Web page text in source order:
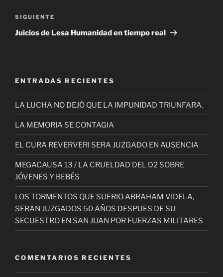
Siguiente
entrada
SIGUIENTE
Juicios de Lesa Humanidad en tiempo real
ENTRADAS RECIENTES
LA LUCHA NO DEJÓ QUE LA IMPUNIDAD TRIUNFARA.
LA MEMORIA SE CONTAGIA
EL CURA REVERVERI SERA JUZGADO EN AUSENCIA
MEGACAUSA 13 / LA CRUELDAD DEL D2 SOBRE
JÓVENES Y BEBÉS
LOS TORMENTOS QUE SUFRIO ABRAHAM VIDELA,
SERAN JUZGADOS 50 AÑOS DESPUES DE SU
SECUESTRO EN SAN JUAN POR FUERZAS MILITARES
COMENTARIOS RECIENTES